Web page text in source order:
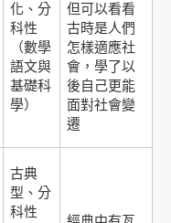
化、分
科性
（數學
語文與
基礎科
學）
但可以看看
古時是人們
怎樣適應社
會，學了以
後自己更能
面對社會變
遷
古典
型、分
科性